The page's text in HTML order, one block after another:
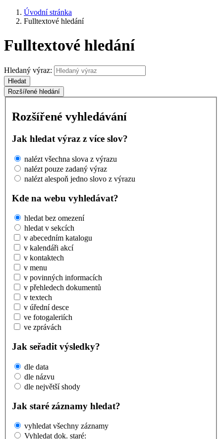
Úvodní stránka
Fulltextové hledání
Fulltextové hledání
Hledaný výraz:
Hledat
Rozšířené hledání
Rozšířené vyhledávání
Jak hledat výraz z více slov?
nalézt všechna slova z výrazu
nalézt pouze zadaný výraz
nalézt alespoň jedno slovo z výrazu
Kde na webu vyhledávat?
hledat bez omezení
hledat v sekcích
v abecedním katalogu
v kalendáři akcí
v kontaktech
v menu
v povinných informacích
v přehledech dokumentů
v textech
v úřední desce
ve fotogaleriích
ve zprávách
Jak seřadit výsledky?
dle data
dle názvu
dle největší shody
Jak staré záznamy hledat?
vyhledat všechny záznamy
Vyhledat dok. staré: